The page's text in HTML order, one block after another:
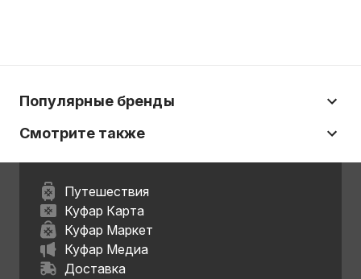
Популярные бренды
Смотрите также
Путешествия
Куфар Карта
Куфар Маркет
Куфар Медиа
Доставка